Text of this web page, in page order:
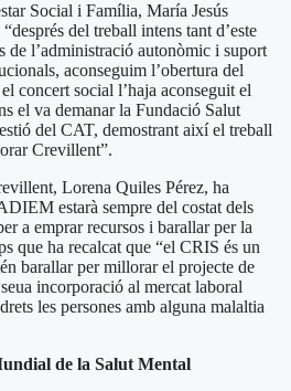
Social i Família, María Jesús
del treball intens tant d’este
de l’administració autonòmic i suport
aconseguim l’obertura del
concert social l’haja aconseguit el
el va demanar la Fundació Salut
del CAT, demostrant així el treball
Crevillent”.
Lorena Quiles Pérez, ha
estarà sempre del costat dels
a emprar recursos i barallar per la
que ha recalcat que “el CRIS és un
barallar per millorar el projecte de
incorporació al mercat laboral
les persones amb alguna malaltia
de la Salut Mental